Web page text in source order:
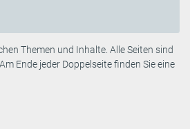
Themen und Inhalte. Alle Seiten sind
Ende jeder Doppelseite finden Sie eine